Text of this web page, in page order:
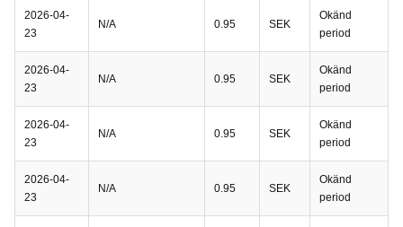
2026-04-
23
N/A 0.95 SEK
Okänd
period
2026-04-
23
N/A 0.95 SEK
Okänd
period
2026-04-
23
N/A 0.95 SEK
Okänd
period
2026-04-
23
N/A 0.95 SEK
Okänd
period